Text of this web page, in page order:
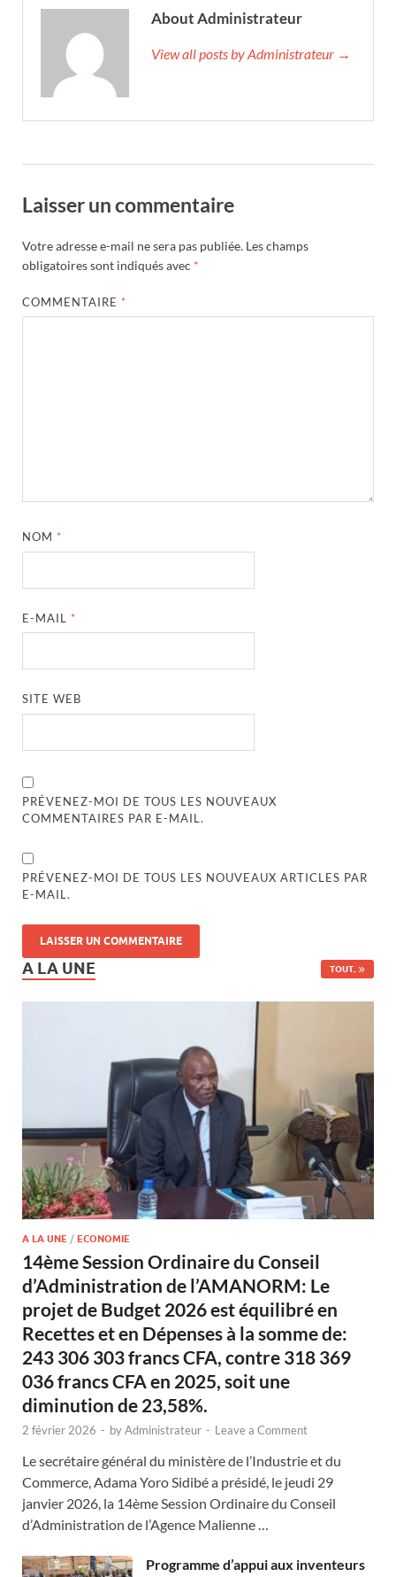
About Administrateur
View all posts by Administrateur →
Laisser un commentaire
Votre adresse e-mail ne sera pas publiée. Les champs
obligatoires sont indiqués avec *
COMMENTAIRE *
NOM *
E-MAIL *
SITE WEB
PRÉVENEZ-MOI DE TOUS LES NOUVEAUX
COMMENTAIRES PAR E-MAIL.
PRÉVENEZ-MOI DE TOUS LES NOUVEAUX ARTICLES PAR
E-MAIL.
A LA UNE TOUT..
A LA UNE / ECONOMIE
14ème Session Ordinaire du Conseil
d’Administration de l’AMANORM: Le
projet de Budget 2026 est équilibré en
Recettes et en Dépenses à la somme de:
243 306 303 francs CFA, contre 318 369
036 francs CFA en 2025, soit une
diminution de 23,58%.
2 février 2026 - byAdministrateur - Leave a Comment
Le secrétaire général du ministère de l’Industrie et du
Commerce, Adama Yoro Sidibé a présidé, le jeudi 29
janvier 2026, la 14ème Session Ordinaire du Conseil
d’Administration de l’Agence Malienne …
Programme d’appui aux inventeurs